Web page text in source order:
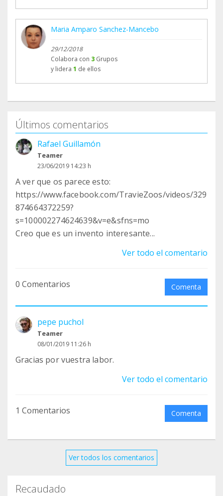
Maria Amparo Sanchez-Mancebo
29/12/2018
Colabora con 3 Grupos
y lidera 1 de ellos
Últimos comentarios
Rafael Guillamón
Teamer
23/06/2019 14:23 h
A ver que os parece esto:
https://www.facebook.com/TravieZoos/videos/329
874664372259?
s=100002274624639&v=e&sfns=mo
Creo que es un invento interesante...
Ver todo el comentario
0 Comentarios Comenta
pepe puchol
Teamer
08/01/2019 11:26 h
Gracias por vuestra labor.
Ver todo el comentario
1 Comentarios Comenta
Ver todos los comentarios
Recaudado